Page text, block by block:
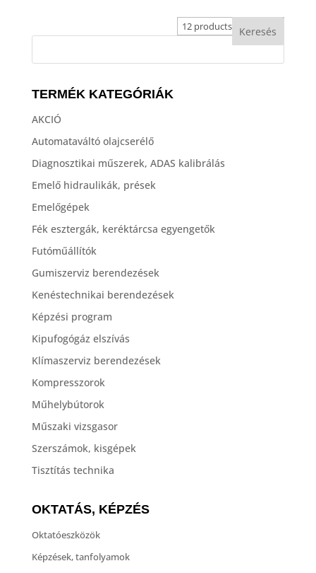
TERMÉK KATEGÓRIÁK
AKCIÓ
Automataváltó olajcserélő
Diagnosztikai műszerek, ADAS kalibrálás
Emelő hidraulikák, prések
Emelőgépek
Fék esztergák, keréktárcsa egyengetők
Futóműállítók
Gumiszerviz berendezések
Kenéstechnikai berendezések
Képzési program
Kipufogógáz elszívás
Klímaszerviz berendezések
Kompresszorok
Műhelybútorok
Műszaki vizsgasor
Szerszámok, kisgépek
Tisztítás technika
OKTATÁS, KÉPZÉS
Oktatóeszközök
Képzések, tanfolyamok